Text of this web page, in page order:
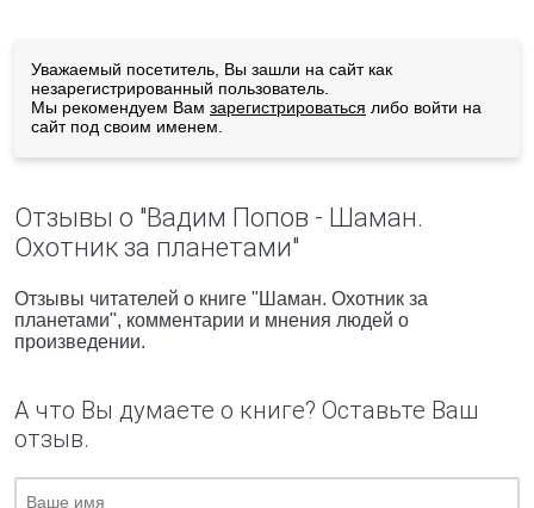
Уважаемый посетитель, Вы зашли на сайт как
незарегистрированный пользователь.
Мы рекомендуем Вам зарегистрироваться либо войти на
сайт под своим именем.
Отзывы о "Вадим Попов - Шаман.
Охотник за планетами"
Отзывы читателей о книге "Шаман. Охотник за
планетами", комментарии и мнения людей о
произведении.
А что Вы думаете о книге? Оставьте Ваш
отзыв.